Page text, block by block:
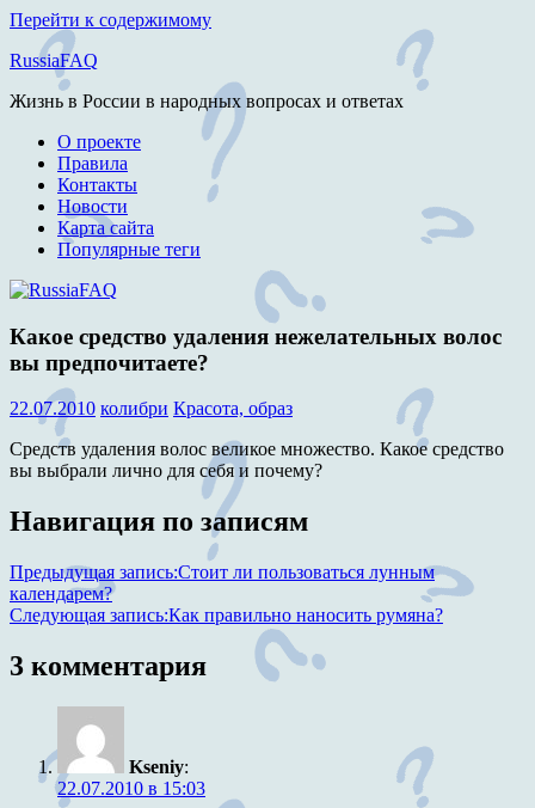
Перейти к содержимому
RussiaFAQ
Жизнь в России в народных вопросах и ответах
О проекте
Правила
Контакты
Новости
Карта сайта
Популярные теги
Какое средство удаления нежелательных волос
вы предпочитаете?
22.07.2010 колибри Красота, образ
Средств удаления волос великое множество. Какое средство
вы выбрали лично для себя и почему?
Навигация по записям
Предыдущая запись:Стоит ли пользоваться лунным
календарем?
Следующая запись:Как правильно наносить румяна?
3 комментария
Kseniy:
22.07.2010 в 15:03